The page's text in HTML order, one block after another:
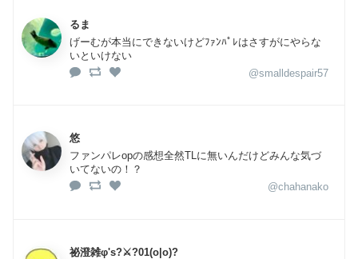
るま
げーむが本当にできないけどﾌｧﾝﾊﾟﾚはさすがにやらな
いといけない
@smalldespair57
悠
ファンパレopの感想全然TLに無いんだけどみんな気づ
いてないの！？
@chahanako
祕澄雑φ's?⚔?01(o|o)?